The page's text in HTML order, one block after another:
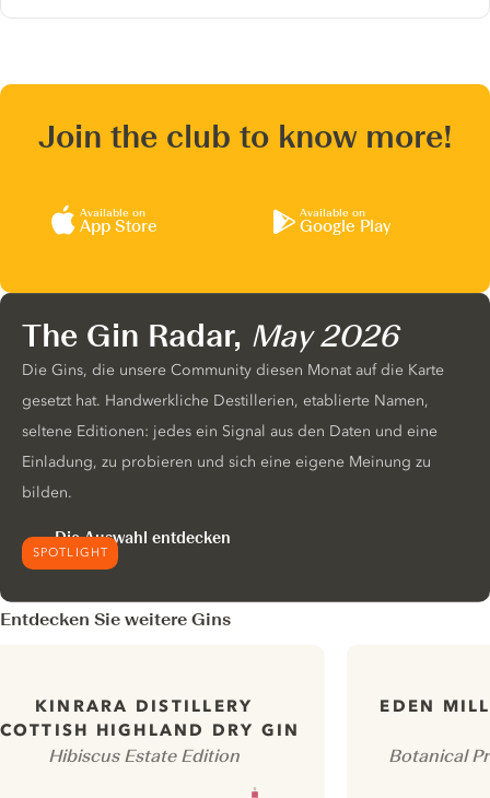
Join the club to know more!
Available on
App Store
Available on
Google Play
SPOTLIGHT
The Gin Radar, May 2026
Die Gins, die unsere Community diesen Monat auf die Karte
gesetzt hat. Handwerkliche Destillerien, etablierte Namen,
seltene Editionen: jedes ein Signal aus den Daten und eine
Einladung, zu probieren und sich eine eigene Meinung zu
bilden.
Die Auswahl entdecken
Entdecken Sie weitere Gins
KINRARA DISTILLERY
HIGHLAND DRY GIN
Hibiscus Estate Edition
EDEN
Botanical